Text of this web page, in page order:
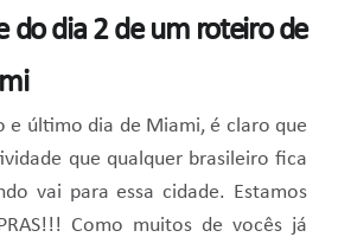
do dia 2 de um roteiro de
e último dia de Miami, é claro que
que qualquer brasileiro fica
vai para essa cidade. Estamos
Como muitos de vocês já